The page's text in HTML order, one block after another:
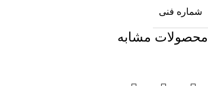
شماره فنی
محصولات مشابه